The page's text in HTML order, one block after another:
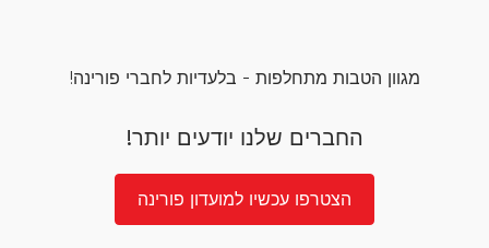
מגוון הטבות מתחלפות - בלעדיות לחברי פורינה!
החברים שלנו יודעים יותר!
הצטרפו עכשיו למועדון פורינה